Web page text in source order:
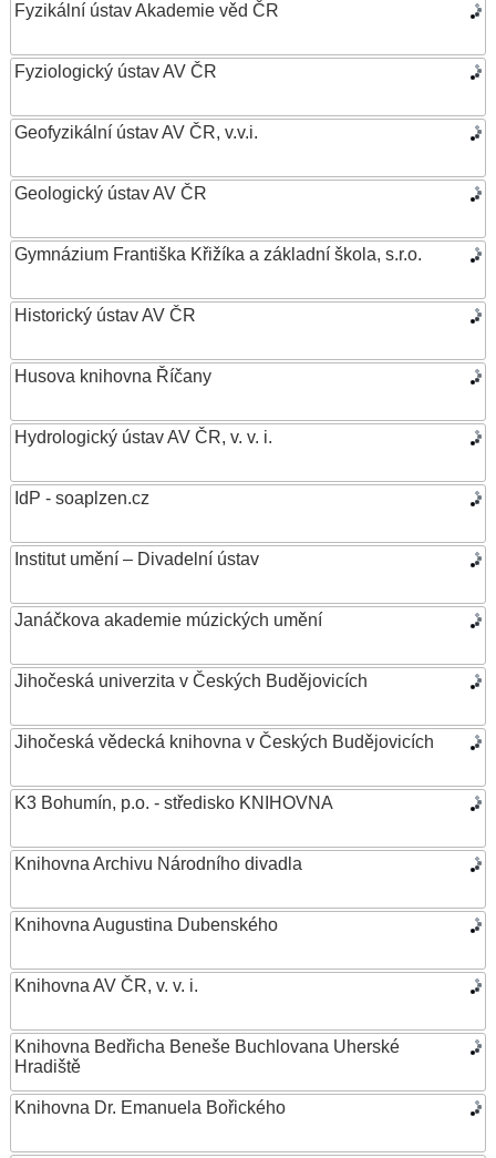
Fyzikální ústav Akademie věd ČR
Fyziologický ústav AV ČR
Geofyzikální ústav AV ČR, v.v.i.
Geologický ústav AV ČR
Gymnázium Františka Křižíka a základní škola, s.r.o.
Historický ústav AV ČR
Husova knihovna Říčany
Hydrologický ústav AV ČR, v. v. i.
IdP - soaplzen.cz
Institut umění – Divadelní ústav
Janáčkova akademie múzických umění
Jihočeská univerzita v Českých Budějovicích
Jihočeská vědecká knihovna v Českých Budějovicích
K3 Bohumín, p.o. - středisko KNIHOVNA
Knihovna Archivu Národního divadla
Knihovna Augustina Dubenského
Knihovna AV ČR, v. v. i.
Knihovna Bedřicha Beneše Buchlovana Uherské
Hradiště
Knihovna Dr. Emanuela Bořického